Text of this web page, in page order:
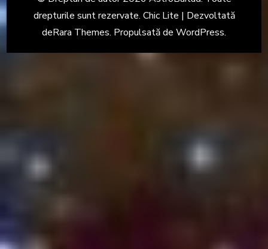
drepturile sunt rezervate. Chic Lite | Dezvoltată
deRara Themes. Propulsată de WordPress.